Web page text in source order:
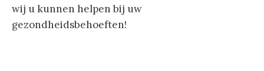
wij u kunnen helpen bij uw
gezondheidsbehoeften!